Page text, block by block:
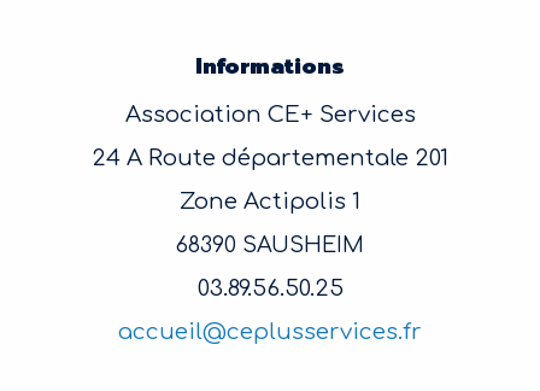
Informations
Association CE+ Services
24 A Route départementale 201
Zone Actipolis 1
68390 SAUSHEIM
03.89.56.50.25
accueil@ceplusservices.fr